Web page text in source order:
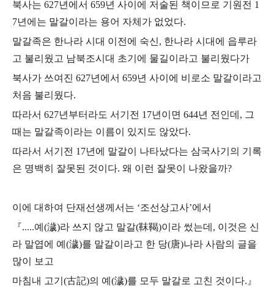
북사는 627년에서 659년 사이에 저술된 책이므로 기원전 1
7년에는 말갈이라는 용어 자체가 없었다.
말갈족은 한나라 시대 이전에 숙신, 한나라 시대에 읍루라
고 불리웠고 남북조시대 초기에 물길이라고 불리웠다가
북사가 쓰여진 627년에서 659년 사이에 비로소 말갈이라고
처음 불리웠다.
따라서 627년부터라도 서기전 17년이면 644년 전인데, 그
때는 말갈족이라는 이름이 있지도 않았다.
따라서 서기전 17년에 말갈이 나타났다는 삼국사기의 기록
은 명백히 잘못된 것이다. 왜 이런 잘못이 나왔을까?
이에 대하여 단재선생께서는 ‘조선상고사’에서
『.....예(濊)라 쓰지 않고 말갈(靺鞨)이라 썼는데, 이것은 신
라 말엽에 예(濊)를 말갈이라고 한 당(唐)나라 사람의 글을
많이 보고
마침내 고기(古記)의 예(濊)를 모두 말갈로 고친 것이다.』